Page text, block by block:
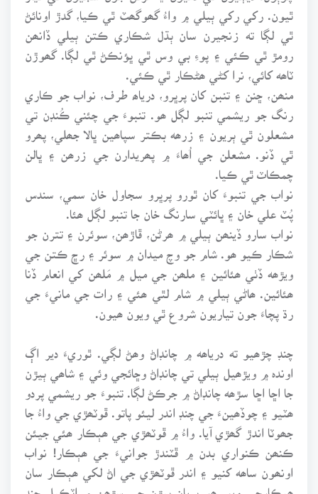
ٿيون. رکي رکي ٻيلي ۾ واءُ گھوگھٽ ٿي ڪيا، گدڙ اونائڻ
ٿي لڳا ته زنجيرن سان ٻڌل شڪاري ڪتن ٻيلي ڏانھن
رومڙ ٿي ڪئي ۽ پوءِ بي وس ٿي ڀؤنڪڻ ٿي لڳا. گھوڙن
ٽاھه کائي، نرا کڻي ھڻڪار ٿي ڪئي.
منھن، ڇنن ۽ تنبن کان پرڀرو، درياھ طرف، نواب جو ڪاري
رنگ جو ريشمي تنبو لڳل ھو. تنبوءَ جي چئني ڪُنڊن تي
مشعلون ٿي ٻريون ۽ زرھه بڪتر سپاھين ڀالا جھلي، پھرو
ٿي ڏنو. مشعلن جي اُھاءَ ۾ پھريدارن جي زرھن ۽ ڀالن
چمڪاٽ ٿي ڪيا.
نواب جي تنبوءَ کان ٿورو پرڀرو سجاول خان سمي، سندس
پُٽ علي خان ۽ ڀائٽي سارنگ خان جا تنبو لڳل ھئا.
نواب سارو ڏينھن ٻيلي ۾ ھرڻن، ڦاڙھن، سوئرن ۽ تترن جو
شڪار ڪيو ھو. شام جو وچ ميدان ۾ سوئر ۽ رڇ ڪتن جي
ويڙھه ڏٺي ھئائين ۽ ملھن جي ميل ۾ مَلھن کي انعام ڏنا
ھئائين. ھاڻي ٻيلي ۾ شام لٿي ھئي ۽ رات جي مانيءَ جي
رڌ پچاءَ جون تياريون شروع ٿي ويون ھيون.
چنڊ چڙھيو ته درياھه ۾ چانڊاڻ وھڻ لڳي. ٿوريءَ دير اڳ
اوندہ ۾ ويڙھيل ٻيلي تي چانڊاڻ وڇائجي وئي ۽ شاھي ٻيڙن
جا اڇا اڇا سڙھه چانڊاڻ ۾ جرڪڻ لڳا. تنبوءَ جو ريشمي پردو
ھٽيو ۽ چوڏھينءَ جي چنڊ اندر ليئو پاتو. ڦوٽھڙي جي واءُ جا
جھوٽا اندڙ گھڙي آيا. واءُ ۾ ڦوٽھڙي جي ھٻڪار ھئي جيئن
ڪنھن ڪنواري بدن ۾ ڦٽندڙ جوانيءَ جي ھٻڪار! نواب
اونھون ساھه کنيو ۽ اندر ڦوٽھڙي جي اڻ لکي ھٻڪار سان
ھٻڪارجي ويو. ھو پريان ٻيڙن جي سڙھن ۾ اٽڪيل چنڊ